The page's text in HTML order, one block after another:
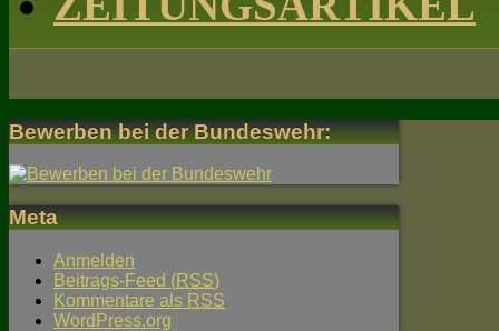
Bewerben bei der Bundeswehr:
Meta
Anmelden
Beitrags-Feed (RSS)
Kommentare als RSS
WordPress.org